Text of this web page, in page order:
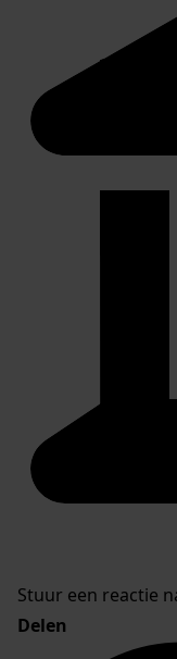
Stuur een reactie
Delen